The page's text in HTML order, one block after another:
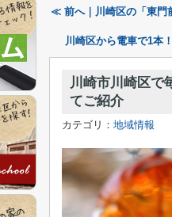
≪ 前へ｜川崎区の「東門
川崎区から電車で1本
川崎市川崎区で
てご紹介
カテゴリ： 地域情報